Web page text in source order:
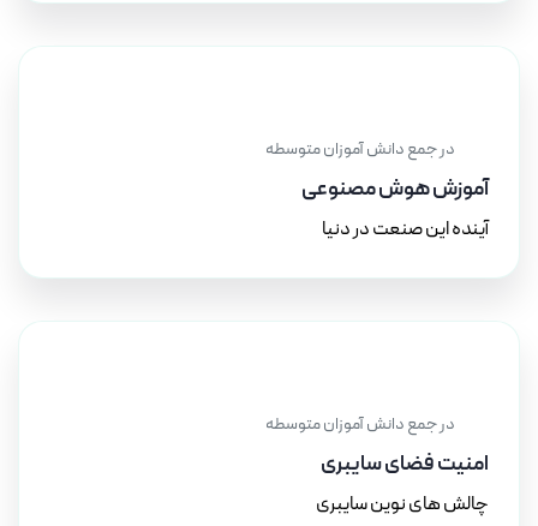
در جمع دانش آموزان متوسطه
آموزش هوش مصنوعی
آینده این صنعت در دنیا
در جمع دانش آموزان متوسطه
امنیت فضای سایبری
چالش های نوین سایبری